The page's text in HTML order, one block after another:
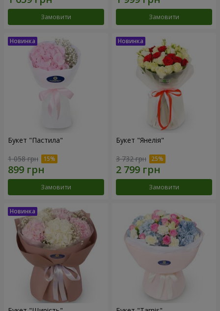
Замовити Замовити
Букет "Пастила"
1 058 грн
Замовити
Букет "Янелія"
3 732 грн
Замовити